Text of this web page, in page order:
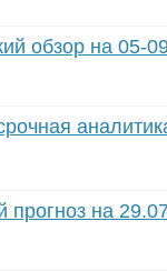
обзор на 05-
прогноз на